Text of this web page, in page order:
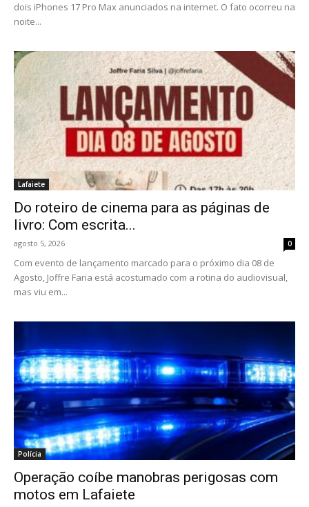
dois iPhones 17 Pro Max anunciados na internet. O fato ocorreu na
noite...
Lafaiete
Do roteiro de cinema para as páginas de
livro: Com escrita...
agosto 5, 2026 0
Com evento de lançamento marcado para o próximo dia 08 de
Agosto, Joffre Faria está acostumado com a rotina do audiovisual,
mas viu em...
Polícia
Operação coíbe manobras perigosas com
motos em Lafaiete